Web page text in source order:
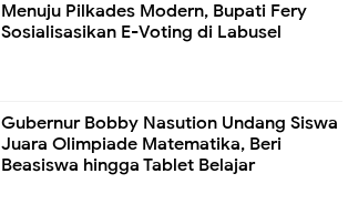
Menuju Pilkades Modern, Bupati Fery
Sosialisasikan E-Voting di Labusel
Gubernur Bobby Nasution Undang Siswa
Juara Olimpiade Matematika, Beri
Beasiswa hingga Tablet Belajar